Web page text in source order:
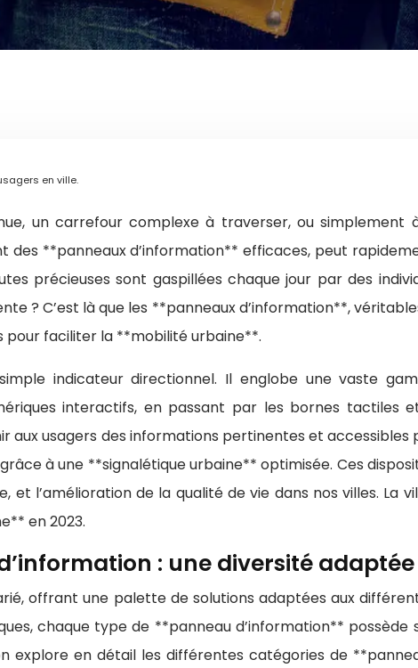
en ville.
un carrefour complexe à traverser, ou simplement
des **panneaux d’information** efficaces, peut
précieuses sont gaspillées chaque jour par des
? C’est là que les **panneaux d’information**,
pour faciliter la **mobilité urbaine**.
indicateur directionnel. Il englobe une vaste
interactifs, en passant par les bornes tactiles
aux usagers des informations pertinentes et
à une **signalétique urbaine** optimisée. Ces
l’amélioration de la qualité de vie dans nos villes. La
en 2023.
: une diversité
offrant une palette de solutions adaptées aux
chaque type de **panneau d’information**
explore en détail les différentes catégories de